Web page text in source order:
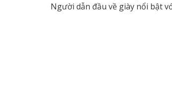
Người dẫn đầu về giày nổi bật